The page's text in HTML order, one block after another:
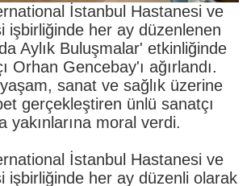
İstanbul Hastanesi ve
işbirliğinde her ay düzenlenen
Aylık Buluşmalar' etkinliğinde
Orhan Gencebay'ı ağırlandı.
yaşam, sanat ve sağlık üzerine
gerçekleştiren ünlü sanatçı
yakınlarına moral verdi.
İstanbul Hastanesi ve
işbirliğinde her ay düzenli olarak